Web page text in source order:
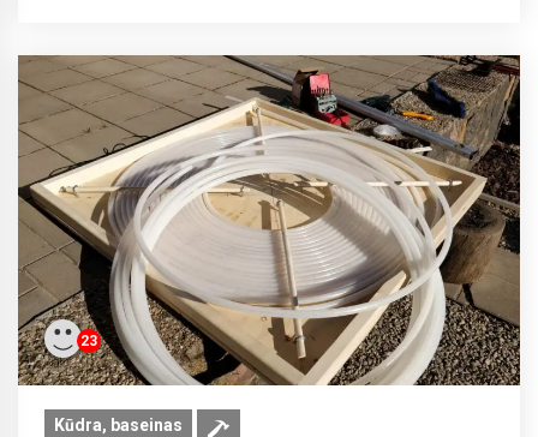
23
Kūdra, baseinas